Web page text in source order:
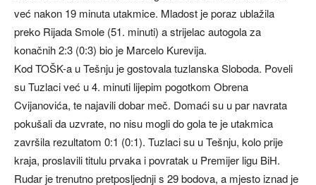
već nakon 19 minuta utakmice. Mladost je poraz ublažila
preko Rijada Smole (51. minuti) a strijelac autogola za
konačnih 2:3 (0:3) bio je Marcelo Kurevija.
Kod TOŠK-a u Tešnju je gostovala tuzlanska Sloboda. Poveli
su Tuzlaci već u 4. minuti lijepim pogotkom Obrena
Cvijanovića, te najavili dobar meč. Domaći su u par navrata
pokušali da uzvrate, no nisu mogli do gola te je utakmica
završila rezultatom 0:1 (0:1). Tuzlaci su u Tešnju, kolo prije
kraja, proslavili titulu prvaka i povratak u Premijer ligu BiH.
Rudar je trenutno pretposljednji s 29 bodova, a mjesto iznad je